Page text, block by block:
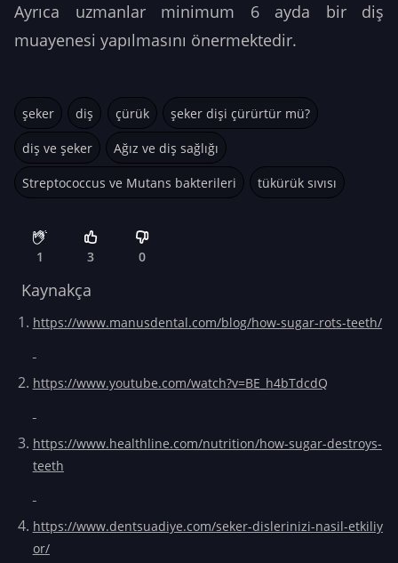
Ayrıca uzmanlar minimum 6 ayda bir diş
muayenesi yapılmasını önermektedir.
şeker diş çürük şeker dişi çürürtür mü?
diş ve şeker Ağız ve diş sağlığı
Streptococcus ve Mutans bakterileri tükürük sıvısı
1 3 0
Kaynakça
https://www.manusdental.com/blog/how-sugar-rots-teeth/
https://www.youtube.com/watch?v=BE_h4bTdcdQ
https://www.healthline.com/nutrition/how-sugar-destroys-
teeth
https://www.dentsuadiye.com/seker-dislerinizi-nasil-etkiliy
or/